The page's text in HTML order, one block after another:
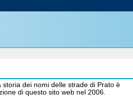
storia dei nomi delle strade di Prato è
di questo sito web nel 2006.